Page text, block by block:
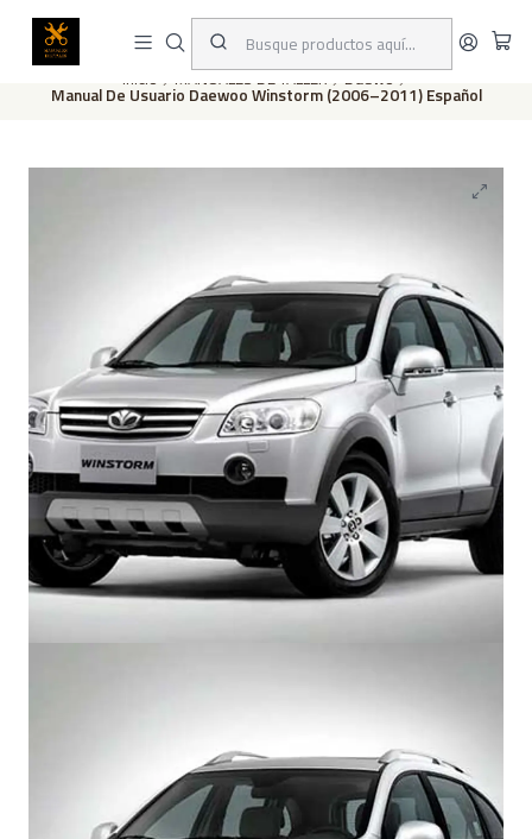
Este es el texto del slide
Inicio MANUALES DE TALLER Daewo
Manual De Usuario Daewoo Winstorm (2006–2011) Español